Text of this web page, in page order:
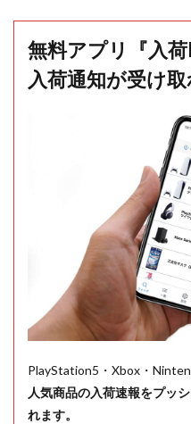
無料アプリ『入
入荷通知が受け取
PlayStation5・Xbox・
人気商品の入荷速報をプッ
れます。